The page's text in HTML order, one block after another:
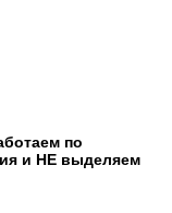
по
и НЕ выделяем